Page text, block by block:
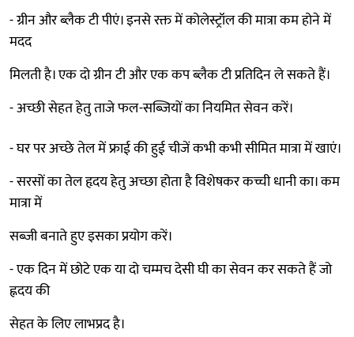
- ग्रीन और ब्लैक टी पीएं। इनसे रक्त में कोलेस्ट्रॉल की मात्रा कम होने में
मदद
मिलती है। एक दो ग्रीन टी और एक कप ब्लैक टी प्रतिदिन ले सकते हैं।
- अच्छी सेहत हेतु ताजे फल-सब्जियों का नियमित सेवन करें।
- घर पर अच्छे तेल में फ्राई की हुई चीजें कभी कभी सीमित मात्रा में खाएं।
- सरसों का तेल हृदय हेतु अच्छा होता है विशेषकर कच्ची धानी का। कम
मात्रा में
सब्जी बनाते हुए इसका प्रयोग करें।
- एक दिन में छोटे एक या दो चम्मच देसी घी का सेवन कर सकते हैं जो
ह्नदय की
सेहत के लिए लाभप्रद है।